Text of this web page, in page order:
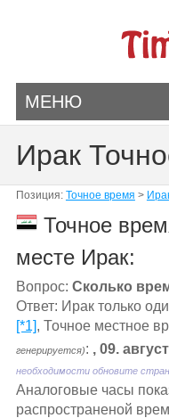
МЕНЮ
Ирак
Позиция: Точное время >
Точное
месте Ирак:
Вопрос: Сколько
Ответ: Ирак только
[*1], Точное местное
генерируется): , 09.
необходимости обновите
Aналоговые часы
распространеной